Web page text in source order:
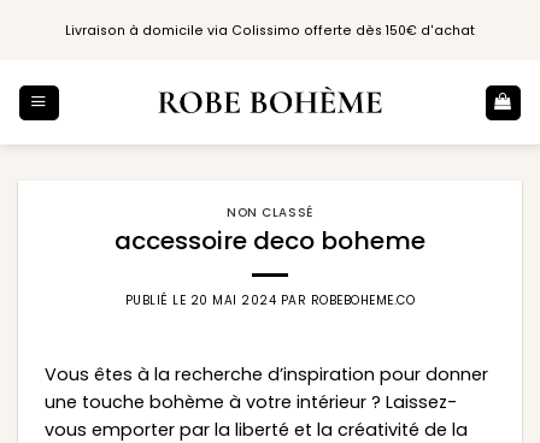
Livraison à domicile via Colissimo offerte dès 150€ d'achat
NON CLASSÉ
accessoire deco boheme
PUBLIÉ LE 20 MAI 2024 PAR ROBEBOHEME.CO
Vous êtes à la recherche d’inspiration pour donner
une touche bohème à votre intérieur ? Laissez-
vous emporter par la liberté et la créativité de la